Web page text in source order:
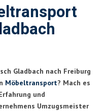
Gladbach nach Freiburg
Möbeltransport? Mach es
und
Umzugsmeister